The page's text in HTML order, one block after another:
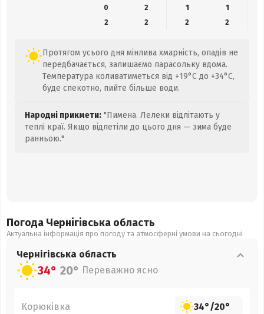
0
2 1
1
2
2 2 2
Протягом усього дня мінлива хмарність, опадів не
передбачається, залишаємо парасольку вдома.
Температура коливатиметься від +19°C до +34°C,
буде спекотно, пийте більше води.
Народні прикмети: "Пимена. Лелеки відлітають у
теплі краї. Якщо відлетіли до цього дня — зима буде
ранньою."
Погода Чернігівська область
Актуальна інформація про погоду та атмосферні умови на сьогодні
Чернігівська область
34° 20° Переважно ясно
Корюківка 34°/20°